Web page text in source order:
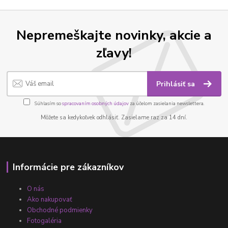
Nepremeškajte novinky, akcie a
zľavy!
Prihlásiť sa
Súhlasím sospracovaním osobných údajov za účelom zasielania newslettera.
Môžete sa kedykoľvek odhlásiť. Zasielame raz za 14 dní.
Informácie pre zákazníkov
O nás
Ako nakupovať
Obchodné podmienky
Fotogaléria